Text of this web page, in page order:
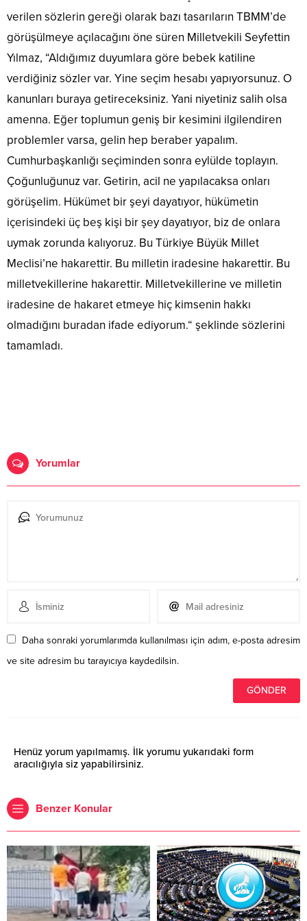
verilen sözlerin gereği olarak bazı tasarıların TBMM’de
görüşülmeye açılacağını öne süren Milletvekili Seyfettin
Yılmaz, “Aldığımız duyumlara göre bebek katiline
verdiğiniz sözler var. Yine seçim hesabı yapıyorsunuz. O
kanunları buraya getireceksiniz. Yani niyetiniz salih olsa
amenna. Eğer toplumun geniş bir kesimini ilgilendiren
problemler varsa, gelin hep beraber yapalım.
Cumhurbaşkanlığı seçiminden sonra eylülde toplayın.
Çoğunluğunuz var. Getirin, acil ne yapılacaksa onları
görüşelim. Hükümet bir şeyi dayatıyor, hükümetin
içerisindeki üç beş kişi bir şey dayatıyor, biz de onlara
uymak zorunda kalıyoruz. Bu Türkiye Büyük Millet
Meclisi’ne hakarettir. Bu milletin iradesine hakarettir. Bu
milletvekillerine hakarettir. Milletvekillerine ve milletin
iradesine de hakaret etmeye hiç kimsenin hakkı
olmadığını buradan ifade ediyorum.“ şeklinde sözlerini
tamamladı.
Yorumlar
Daha sonraki yorumlarımda kullanılması için adım, e-posta adresim
ve site adresim bu tarayıcıya kaydedilsin.
Henüz yorum yapılmamış. İlk yorumu yukarıdaki form
aracılığıyla siz yapabilirsiniz.
Benzer Konular